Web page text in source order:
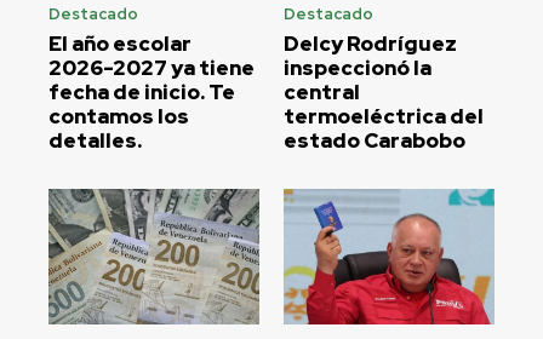
Destacado
El año escolar
2026-2027 ya tiene
fecha de inicio. Te
contamos los
detalles.
Destacado
Delcy Rodríguez
inspeccionó la
central
termoeléctrica del
estado Carabobo